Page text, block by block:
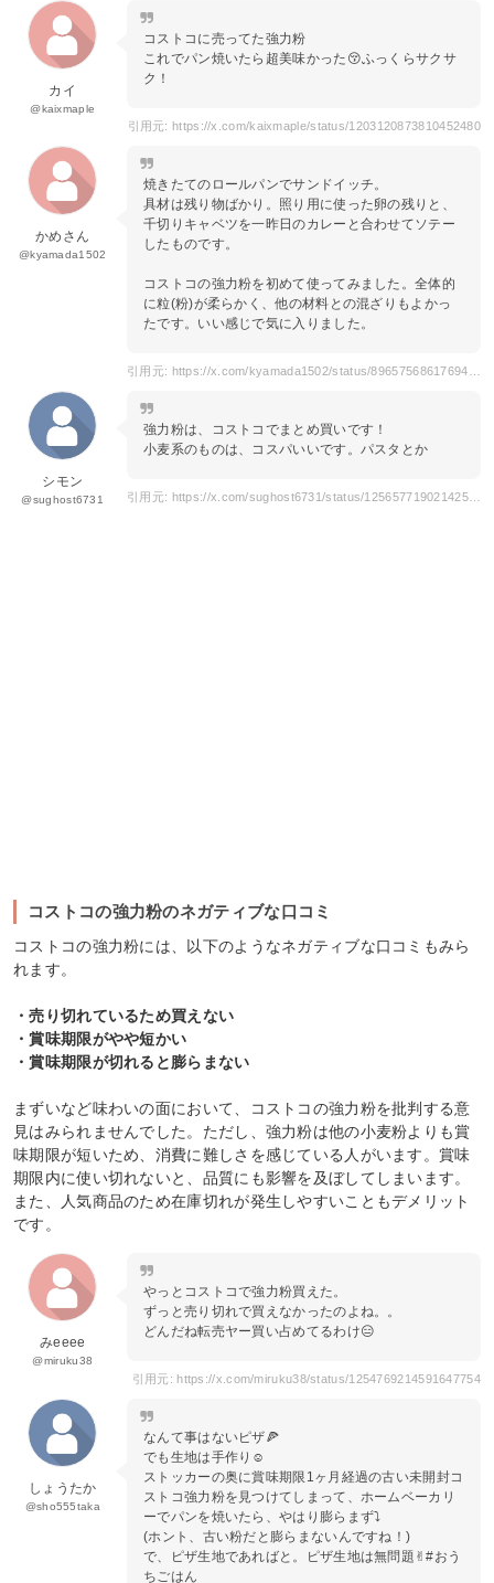
カイ
@kaixmaple
コストコに売ってた強力粉
これでパン焼いたら超美味かった😚ふっくらサクサ
ク！
引用元: https://x.com/kaixmaple/status/1203120873810452480
かめさん
@kyamada1502
焼きたてのロールパンでサンドイッチ。
具材は残り物ばかり。照り用に使った卵の残りと、
千切りキャベツを一昨日のカレーと合わせてソテー
したものです。
コストコの強力粉を初めて使ってみました。全体的
に粒(粉)が柔らかく、他の材料との混ざりもよかっ
たです。いい感じで気に入りました。
シモン
@sughost6731
強力粉は、コストコでまとめ買いです！
小麦系のものは、コスパいいです。パスタとか
引用元: https://x.com/sughost6731/status/1256577190214250497
コストコの強力粉のネガティブな口コミ
コストコの強力粉には、以下のようなネガティブな口コミもみら
れます。
・売り切れているため買えない
・賞味期限がやや短かい
・賞味期限が切れると膨らまない
まずいなど味わいの面において、コストコの強力粉を批判する意
見はみられませんでした。ただし、強力粉は他の小麦粉よりも賞
味期限が短いため、消費に難しさを感じている人がいます。賞味
期限内に使い切れないと、品質にも影響を及ぼしてしまいます。
また、人気商品のため在庫切れが発生しやすいこともデメリット
です。
みeeee
@miruku38
やっとコストコで強力粉買えた。
ずっと売り切れで買えなかったのよね。。
どんだね転売ヤー買い占めてるわけ😑
引用元: https://x.com/miruku38/status/1254769214591647754
しょうたか
@sho555taka
なんて事はないピザ🍕
でも生地は手作り︎☺︎
ストッカーの奥に賞味期限1ヶ月経過の古い未開封コ
ストコ強力粉を見つけてしまって、ホームベーカリ
ーでパンを焼いたら、やはり膨らまず⤵︎
(ホント、古い粉だと膨らまないんですね！)
で、ピザ生地であればと。ピザ生地は無問題✌︎#おう
ちごはん